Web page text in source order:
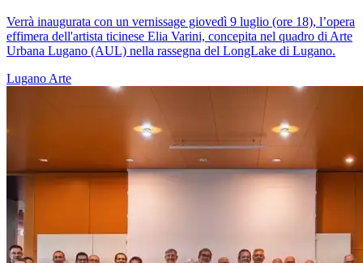
Verrà inaugurata con un vernissage giovedì 9 luglio (ore 18), l’opera
effimera dell'artista ticinese Elia Varini, concepita nel quadro di Arte
Urbana Lugano (AUL) nella rassegna del LongLake di Lugano.
Lugano Arte